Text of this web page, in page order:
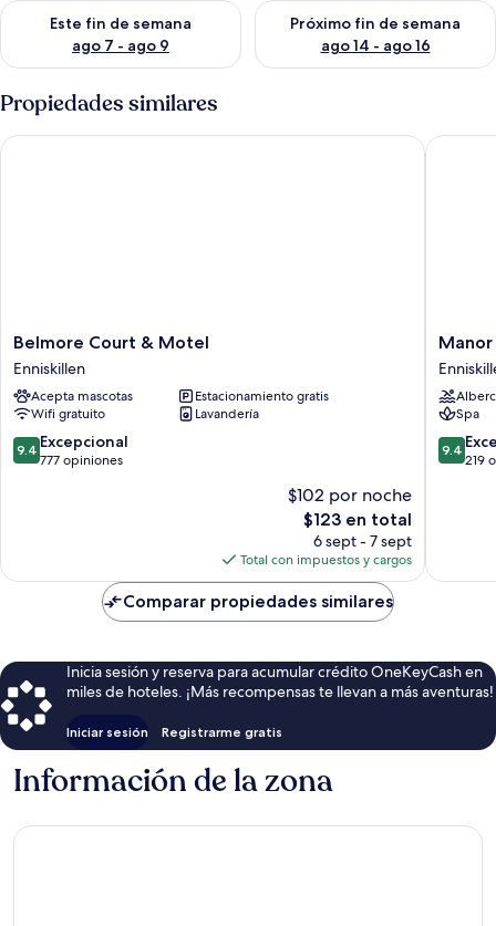
Este fin de semana
ago 7 - ago 9
Consulta la disponibilidad para este fin de semana ago 7 -
Próximo fin de semana
ago 14 - ago 16
Consulta la disponibilidad
Propiedades similares
Belmore
Court
&
Motel
Enniskillen
Belmore Court & Motel
Enniskillen
Acepta mascotas
Estacionamiento gratis
Wifi gratuito
Lavandería
9.4
de
9.4 Excepcional
777 opiniones
$102 por noche
El
precio
actual
es
de
$123
$123 en total
6 sept - 7 sept
Total con impuestos y cargos
Belmore Court & Motel
Manor
House
Country
Hotel
Spa
9.4
de
9.4
219
Manor
Comparar propiedades similares
Inicia sesión y reserva para acumular crédito OneKeyCash en
miles de hoteles. ¡Más recompensas te llevan a más aventuras!
Iniciar sesión Registrarme gratis
Información de la zona